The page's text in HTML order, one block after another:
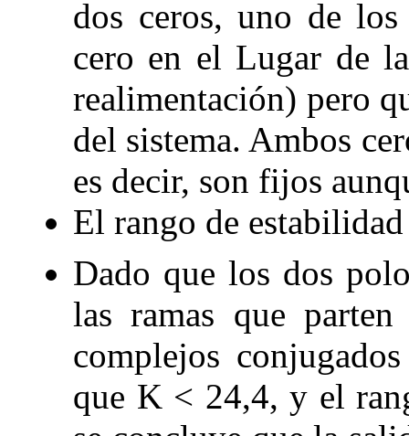
dos ceros, uno de
cero en el Lugar de
realimentación) pero
del sistema. Ambos
es decir, son fijos
El rango de estabilidad
Dado que los dos
las ramas que
complejos
que K < 24,4, y el